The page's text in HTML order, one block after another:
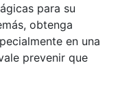
para su
obtenga
en una
prevenir que